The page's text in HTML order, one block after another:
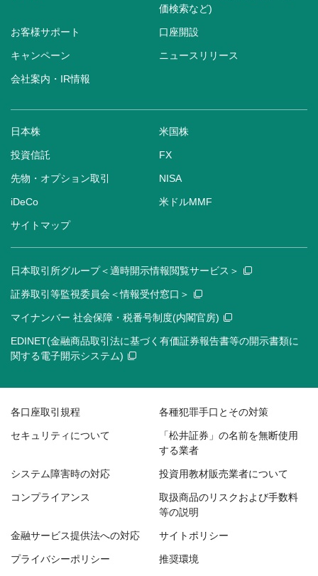
価検索など)
お客様サポート 口座開設
キャンペーン ニュースリリース
会社案内・IR情報
日本株 米国株
投資信託 FX
先物・オプション取引 NISA
iDeCo 米ドルMMF
サイトマップ
日本取引所グループ＜適時開示情報閲覧サービス＞
証券取引等監視委員会＜情報受付窓口＞
マイナンバー 社会保障・税番号制度(内閣官房)
EDINET(金融商品取引法に基づく有価証券報告書等の開示書類に
関する電子開示システム)
各口座取引規程 各種犯罪手口とその対策
セキュリティについて
「松井証券」の名前を無断使用
する業者
システム障害時の対応 投資用教材販売業者について
コンプライアンス
取扱商品のリスクおよび手数料
等の説明
金融サービス提供法への対応 サイトポリシー
プライバシーポリシー 推奨環境